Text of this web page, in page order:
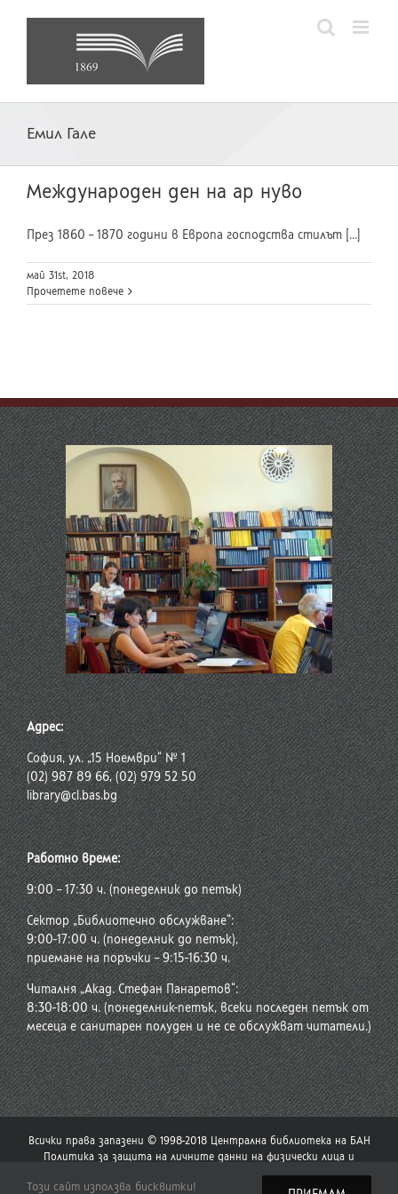
Емил Гале
Международен ден на ар нуво
През 1860 – 1870 години в Европа господства стилът [...]
май 31st, 2018
Прочетете повече
Адрес:
София, ул. „15 Ноември“ № 1
(02) 987 89 66, (02) 979 52 50
library@cl.bas.bg
Работно време:
9:00 – 17:30 ч. (понеделник до петък)
Сектор „Библиотечно обслужване“:
9:00-17:00 ч. (понеделник до петък),
приемане на поръчки – 9:15-16:30 ч.
Читалня „Акад. Стефан Панаретов“:
8:30-18:00 ч. (понеделник-петък, всеки последен петък от
месеца е санитарен полуден и не се обслужват читатели.)
Всички права запазени © 1998-2018 Централна библиотека на БАН
Политика за защита на личните данни на физически лица и
политика за употреба на бисквитки
Стар сайт на Централната библиотека
Сайт на Българската
Този сайт използва бисквитки!